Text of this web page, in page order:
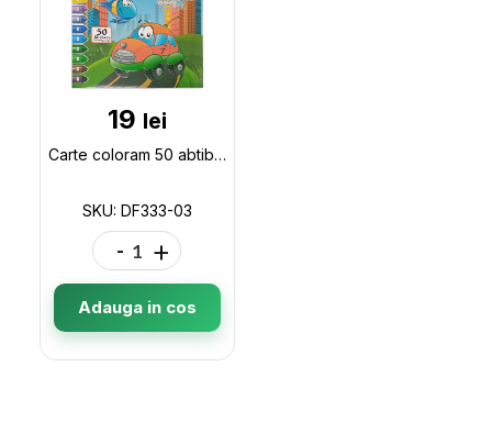
19 lei
Carte coloram 50 abtibilduri ML2-8 DF333-03
SKU: DF333-03
- +
Adauga in cos